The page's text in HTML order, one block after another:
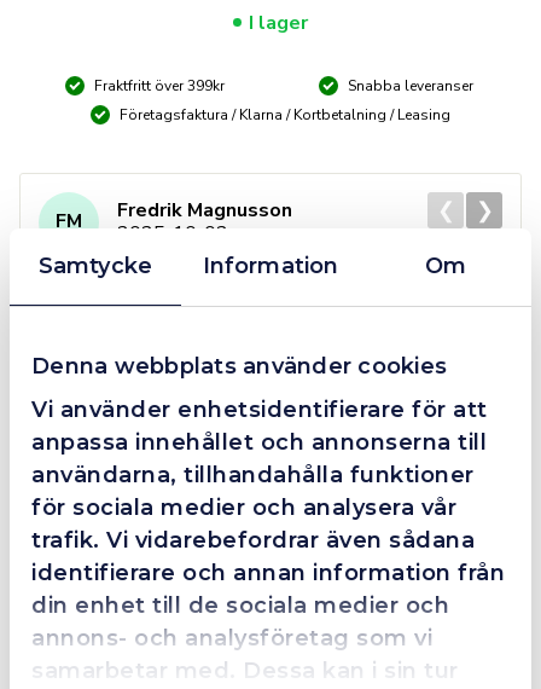
Samtycke Information Om
Denna webbplats använder cookies
Vi använder enhetsidentifierare för att
anpassa innehållet och annonserna till
användarna, tillhandahålla funktioner
för sociala medier och analysera vår
trafik. Vi vidarebefordrar även sådana
identifierare och annan information från
din enhet till de sociala medier och
annons- och analysföretag som vi
samarbetar med. Dessa kan i sin tur
I lager
Fraktfritt över 399kr
Snabba leveranser
Företagsfaktura / Klarna / Kortbetalning / Leasing
4.4 10 Reviews
FM
Fredrik Magnusson
2025-10-02
Grym service!
Dom här grabbarna är definitionen av serviceminded.
Trots en billigare order, som det blev lite strul med,
så agerade dom blixtsnabbt och löste det långt över
förväntan. Hade kontakt med Alexander, som förtjänar
en extra guldstjärna.
❮ ❯